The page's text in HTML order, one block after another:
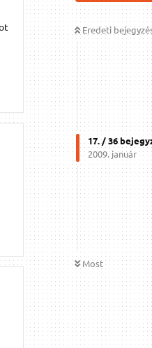
Eredeti
17. /36
2009. január
Most